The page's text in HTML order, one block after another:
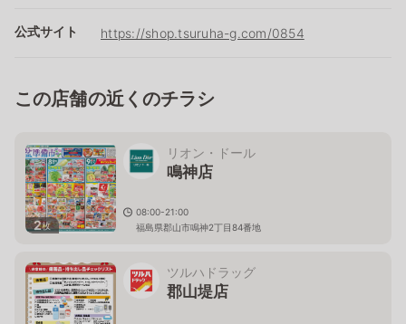
公式サイト https://shop.tsuruha-g.com/0854
この店舗の近くのチラシ
2枚
リオン・ドール
鳴神店
08:00-21:00
福島県郡山市鳴神2丁目84番地
ツルハドラッグ
郡山堤店